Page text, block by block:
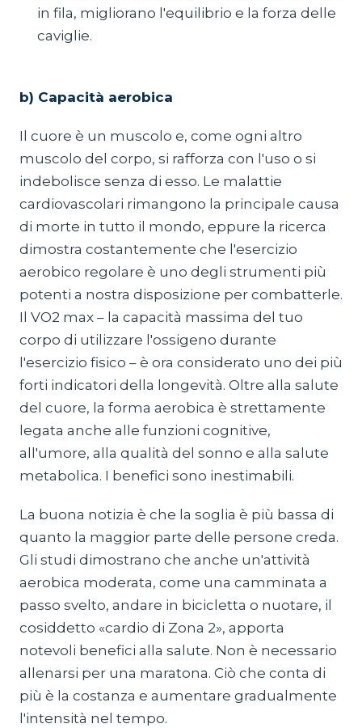
in fila, migliorano l'equilibrio e la forza delle
caviglie.
b) Capacità aerobica
Il cuore è un muscolo e, come ogni altro
muscolo del corpo, si rafforza con l'uso o si
indebolisce senza di esso. Le malattie
cardiovascolari rimangono la principale causa
di morte in tutto il mondo, eppure la ricerca
dimostra costantemente che l'esercizio
aerobico regolare è uno degli strumenti più
potenti a nostra disposizione per combatterle.
Il VO2 max – la capacità massima del tuo
corpo di utilizzare l'ossigeno durante
l'esercizio fisico – è ora considerato uno dei più
forti indicatori della longevità. Oltre alla salute
del cuore, la forma aerobica è strettamente
legata anche alle funzioni cognitive,
all'umore, alla qualità del sonno e alla salute
metabolica. I benefici sono inestimabili.
La buona notizia è che la soglia è più bassa di
quanto la maggior parte delle persone creda.
Gli studi dimostrano che anche un'attività
aerobica moderata, come una camminata a
passo svelto, andare in bicicletta o nuotare, il
cosiddetto «cardio di Zona 2», apporta
notevoli benefici alla salute. Non è necessario
allenarsi per una maratona. Ciò che conta di
più è la costanza e aumentare gradualmente
l'intensità nel tempo.